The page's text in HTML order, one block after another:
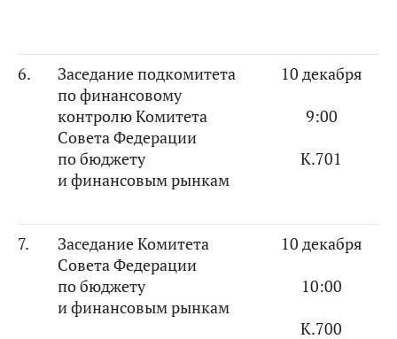
6.
Заседание подкомитета
по финансовому
контролю Комитета
Совета Федерации
по бюджету
и финансовым рынкам
10 декабря
9:00
К.701
7.
Заседание Комитета
Совета Федерации
по бюджету
и финансовым рынкам
10 декабря
10:00
К.700